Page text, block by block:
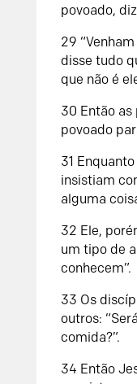
povoado,
29
disse tudo
que não é
30 Então as
povoado
31
insistiam
alguma
32 Ele,
um tipo de
conhecem”.
33 Os
outros:
comida?”.
34 Então